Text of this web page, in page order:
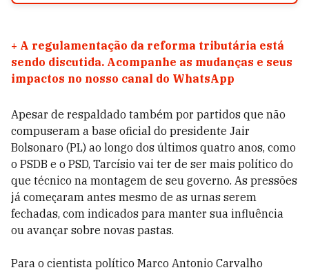
+ A regulamentação da reforma tributária está
sendo discutida. Acompanhe as mudanças e seus
impactos no nosso canal do WhatsApp
Apesar de respaldado também por partidos que não
compuseram a base oficial do presidente Jair
Bolsonaro (PL) ao longo dos últimos quatro anos, como
o PSDB e o PSD, Tarcísio vai ter de ser mais político do
que técnico na montagem de seu governo. As pressões
já começaram antes mesmo de as urnas serem
fechadas, com indicados para manter sua influência
ou avançar sobre novas pastas.
Para o cientista político Marco Antonio Carvalho